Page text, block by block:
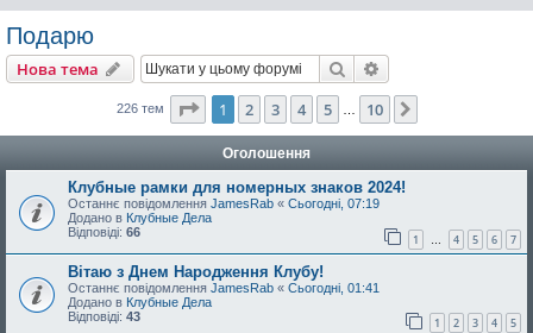
Подарю
Нова тема Пошук
226 тем Сторінка1 10
1 2 3 4 5 10
Оголошення
Клубные рамки для номерных знаков 2024!
Останнє повідомлення JamesRab « Сьогодні, 07:19
Додано в Клубные Дела
Відповіді: 66 1 … 4 5 6 7
Вітаю з Днем Народження Клубу!
Останнє повідомлення JamesRab « Сьогодні, 01:41
Додано в Клубные Дела
Відповіді: 43 1 2 3 4 5